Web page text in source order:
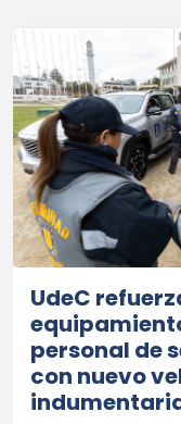
UdeC
personal de
con nuevo